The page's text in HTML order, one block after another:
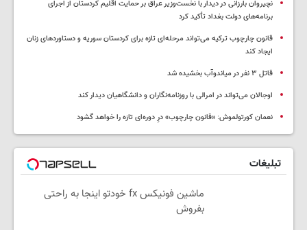
نچیروان بارزانی در دیدار با نخست‌وزیر عراق بر حمایت اقلیم کردستان از اجرای
برنامه‌های دولت بغداد تأکید کرد
قانون چارچوب ترکیه می‌تواند مرحله‌ای تازه برای کردستان سوریه و دستاوردهای زنان
ایجاد کند
قاتل ٣ نفر در میاندوآب بخشیده شد
اوجالان می‌تواند در امرالی با روزنامه‌نگاران و دانشگاهیان دیدار کند
نعمان کورتولموش: «قانون چارچوب» درِ دوره‌ای تازه را خواهد گشود
تبلیغات
ماشین فونیکس fx خودتو اینجا به راحتی
بفروش